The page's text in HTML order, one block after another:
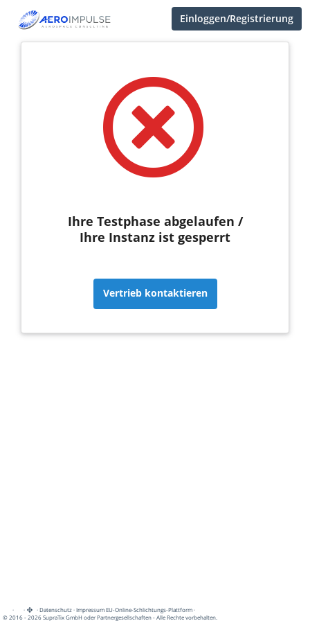
Einloggen/Registrierung
Ihre Testphase abgelaufen /
Ihre Instanz ist gesperrt
Vertrieb kontaktieren
· · ·Datenschutz·Impressum EU-Online-Schlichtungs-Plattform·
© 2016 - 2026 SupraTix GmbH oder Partnergesellschaften - Alle Rechte vorbehalten.